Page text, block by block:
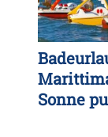
Sonne